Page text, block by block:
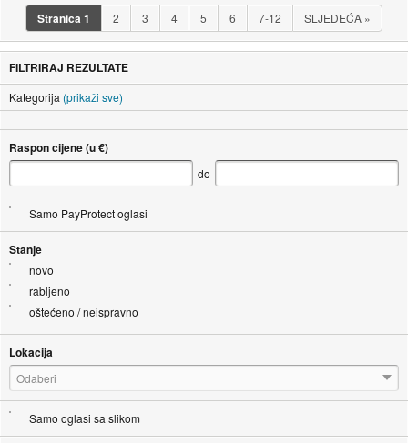
Stranica1 2 3 4 5 6 7-12 SLJEDEĆA »
FILTRIRAJ REZULTATE
Kategorija (prikaži sve)
Raspon cijene (u €)
do
Samo PayProtect oglasi
Stanje
novo
rabljeno
oštećeno / neispravno
Lokacija
Odaberi
Samo oglasi sa slikom